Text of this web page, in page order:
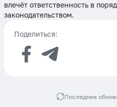
влечёт ответственность в
законодательством.
Поделиться:
Последнее